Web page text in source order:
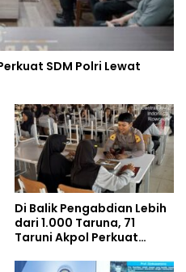
SDM Polri Lewat
Di Balik Pengabdian Lebih
dari 1.000 Taruna, 71
Taruni Akpol Perkuat
Siswa Sekolah Rakyat